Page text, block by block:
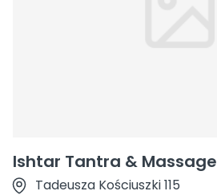
Ishtar Tantra & Massage
Tadeusza Kościuszki 115